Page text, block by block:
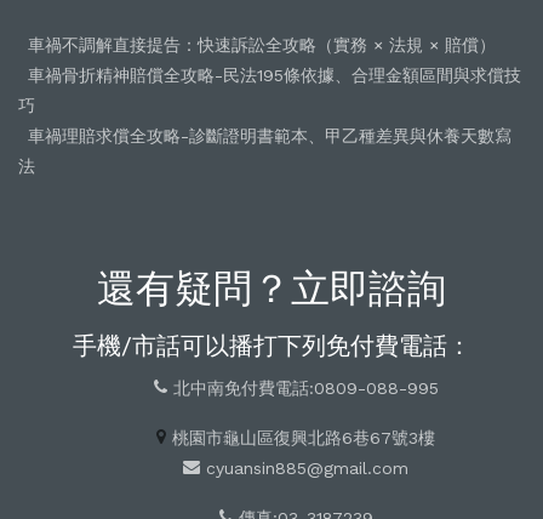
車禍不調解直接提告：快速訴訟全攻略（實務 × 法規 × 賠償）
車禍骨折精神賠償全攻略-民法195條依據、合理金額區間與求償技
巧
車禍理賠求償全攻略-診斷證明書範本、甲乙種差異與休養天數寫
法
還有疑問？立即諮詢
手機/市話可以播打下列免付費電話：
北中南免付費電話:0809-088-995
桃園市龜山區復興北路6巷67號3樓
cyuansin885@gmail.com